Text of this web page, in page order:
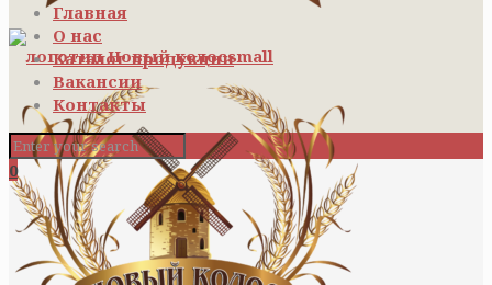
Главная
О нас
Каталог продукции
Вакансии
Контакты
0